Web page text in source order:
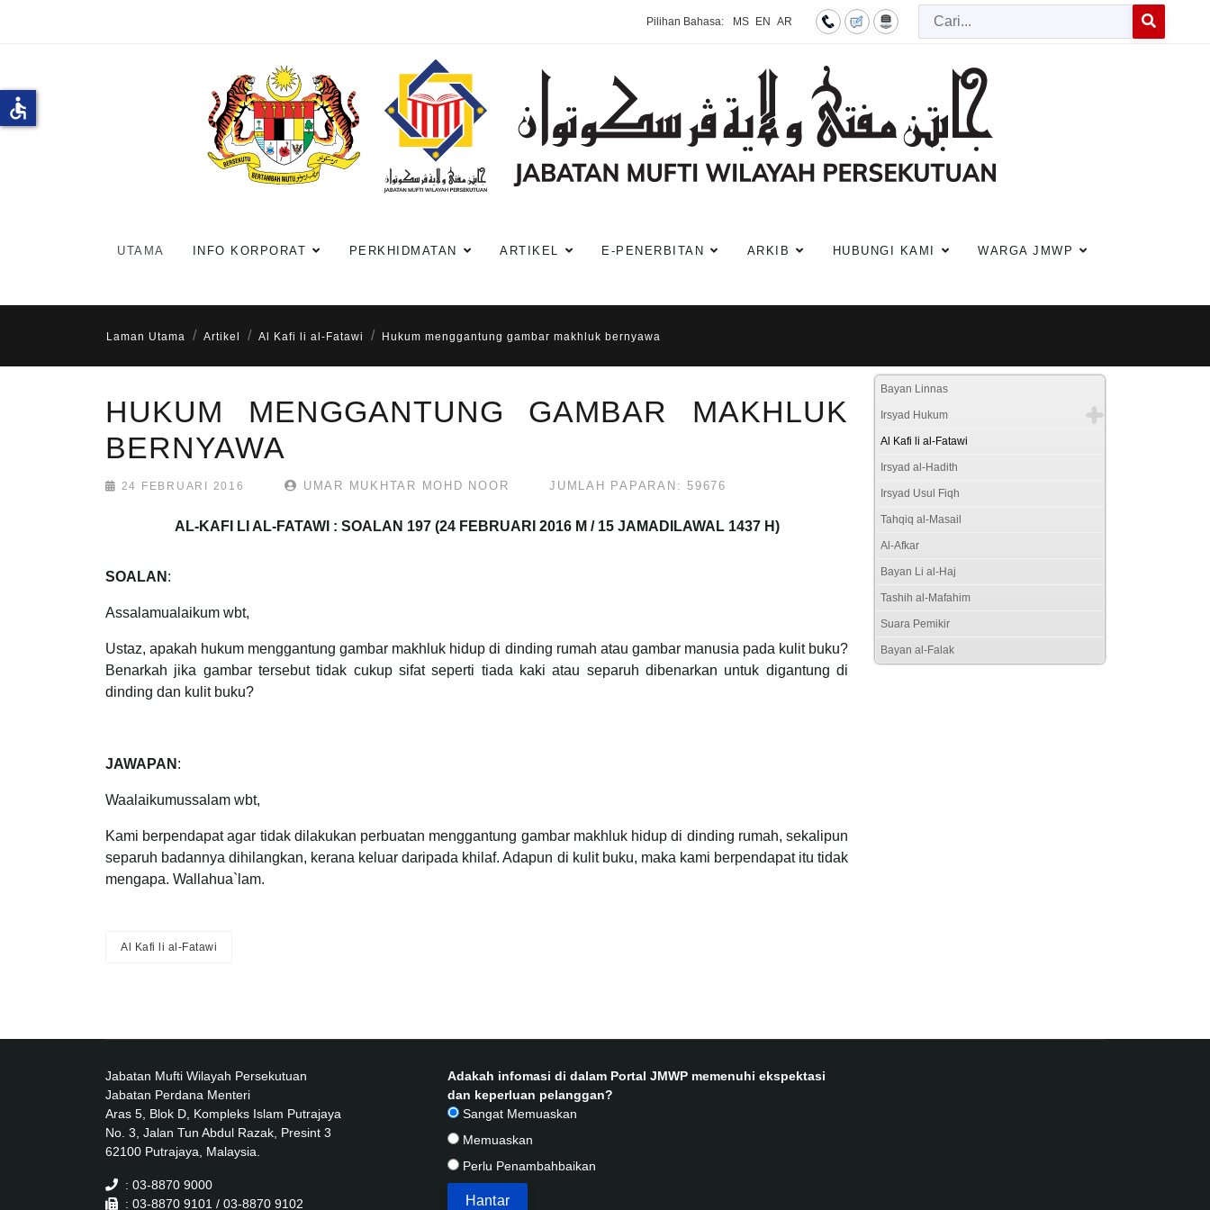
Pilihan Bahasa: MS EN AR
Cari
UTAMA INFO KORPORAT PERKHIDMATAN ARTIKEL E-PENERBITAN ARKIB HUBUNGI KAMI WARGA JMWP
Laman Utama Artikel Al Kafi li al-Fatawi Hukum menggantung gambar makhluk bernyawa
HUKUM MENGGANTUNG GAMBAR MAKHLUK
BERNYAWA
24 FEBRUARI 2016 UMAR MUKHTAR MOHD NOOR JUMLAH PAPARAN: 59676
AL-KAFI LI AL-FATAWI : SOALAN 197 (24 FEBRUARI 2016 M / 15 JAMADILAWAL 1437 H)
SOALAN :
Assalamualaikum wbt,
Ustaz, apakah hukum menggantung gambar makhluk hidup di dinding rumah atau gambar manusia pada kulit buku?
Benarkah jika gambar tersebut tidak cukup sifat seperti tiada kaki atau separuh dibenarkan untuk digantung di
dinding dan kulit buku?
JAWAPAN :
Waalaikumussalam wbt,
Kami berpendapat agar tidak dilakukan perbuatan menggantung gambar makhluk hidup di dinding rumah, sekalipun
separuh badannya dihilangkan, kerana keluar daripada khilaf. Adapun di kulit buku, maka kami berpendapat itu tidak
mengapa. Wallahua`lam.
Al Kafi li al-Fatawi
Bayan Linnas
Irsyad Hukum
Al Kafi li al-Fatawi
Irsyad al-Hadith
Irsyad Usul Fiqh
Tahqiq al-Masail
Al-Afkar
Bayan Li al-Haj
Tashih al-Mafahim
Suara Pemikir
Bayan al-Falak
Jabatan Mufti Wilayah Persekutuan
Jabatan Perdana Menteri
Aras 5, Blok D, Kompleks Islam Putrajaya
No. 3, Jalan Tun Abdul Razak, Presint 3
62100 Putrajaya, Malaysia.
: 03-8870 9000
: 03-8870 9101 / 03-8870 9102
Adakah infomasi di dalam Portal JMWP memenuhi ekspektasi
dan keperluan pelanggan?
Sangat Memuaskan
Memuaskan
Perlu Penambahbaikan
accessible